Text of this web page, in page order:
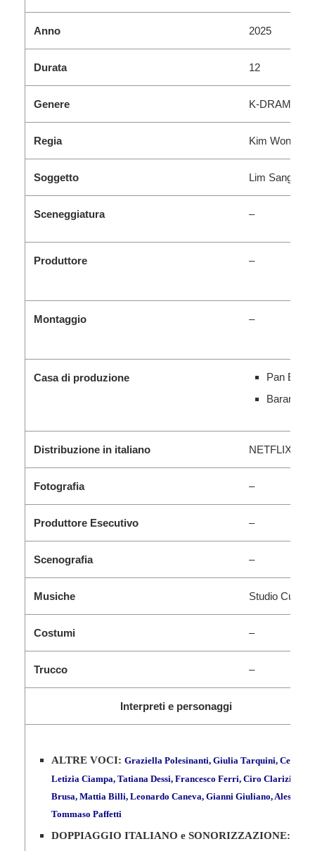
Anno 2025
Durata 12
Genere K-DRAMA
Regia Kim Won-
Soggetto Lim Sang-
Sceneggiatura –
Produttore –
Montaggio –
Casa di produzione
Pan
Baram
Distribuzione in italiano NETFLIX
Fotografia –
Produttore Esecutivo –
Scenografia –
Musiche Studio
Costumi –
Trucco –
Interpreti e personaggi
ALTRE VOCI: Graziella Polesinanti, Giulia Tarquini, Cecilia
Letizia Ciampa, Tatiana Dessi, Francesco Ferri, Ciro Clarizio,
Brusa, Mattia Billi, Leonardo Caneva, Gianni Giuliano,
Tommaso Paffetti
DOPPIAGGIO ITALIANO e SONORIZZAZIONE: